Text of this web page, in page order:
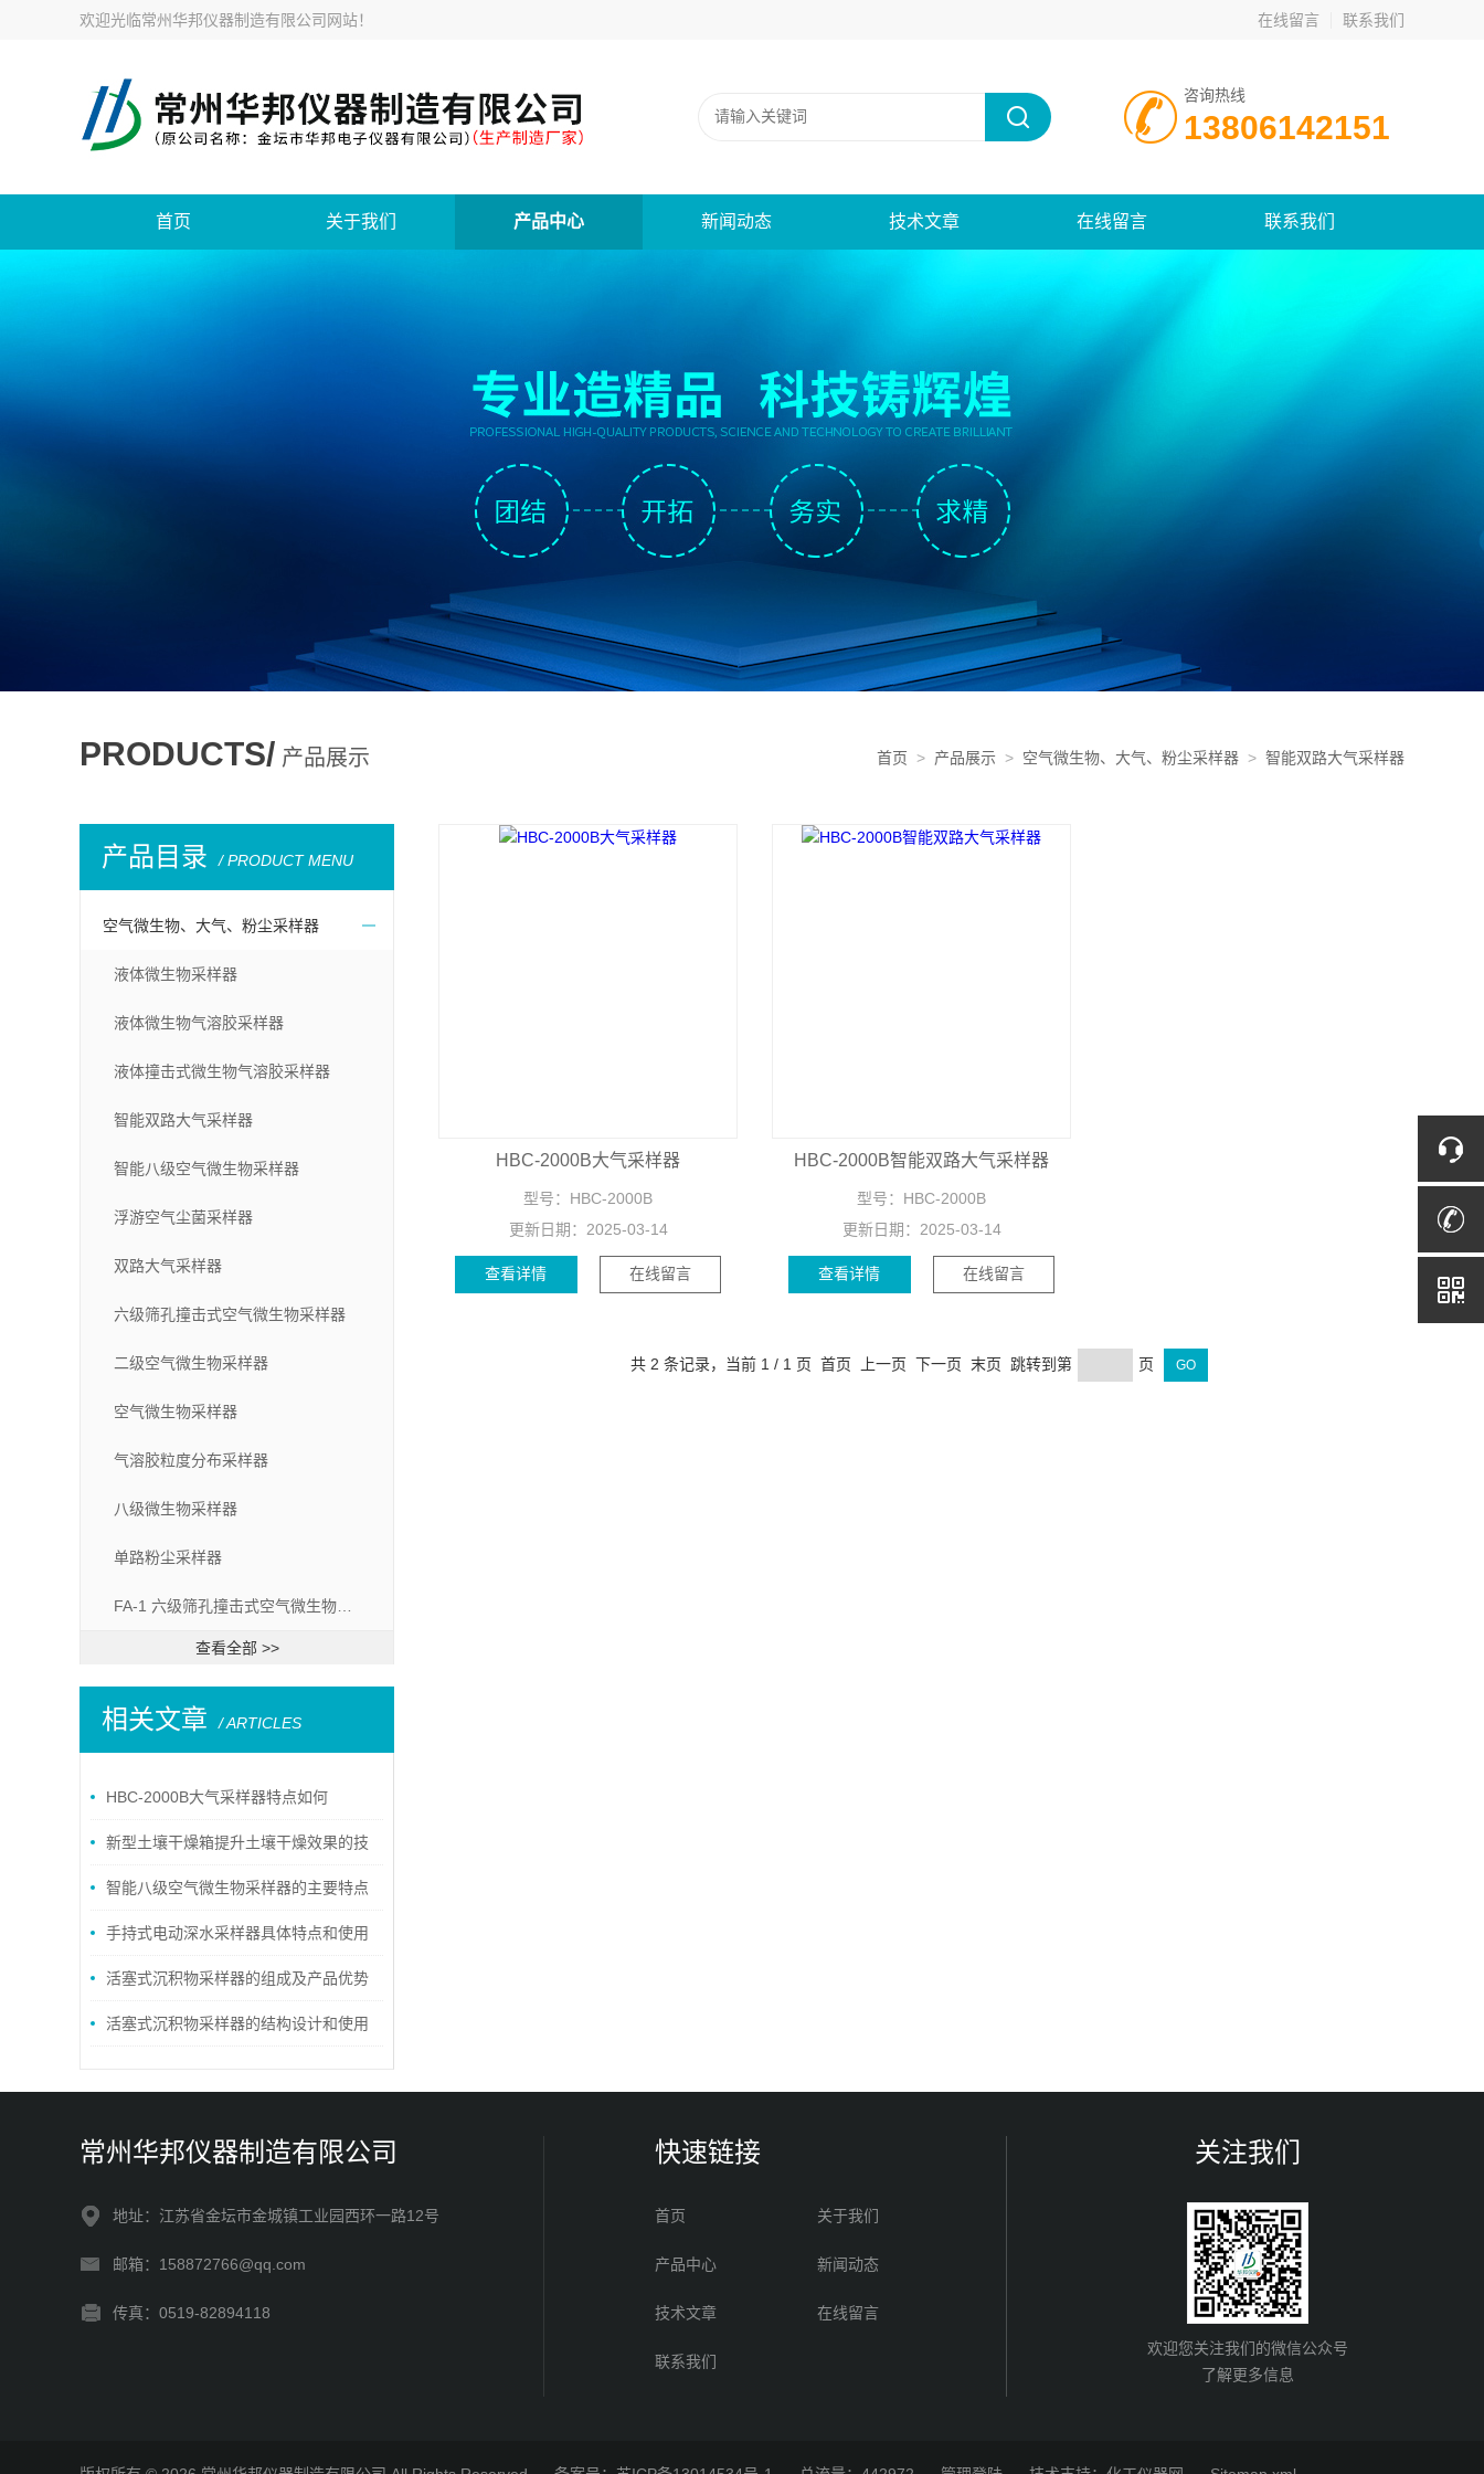
欢迎光临常州华邦仪器制造有限公司网站！ 在线留言 联系我们
咨询热线
13806142151
首页 关于我们 产品中心 新闻动态 技术文章 在线留言 联系我们
PRODUCTS/ 产品展示 首页 > 产品展示 > 空气微生物、大气、粉尘采样器 > 智能双路大气采样器
产品目录 / PRODUCT MENU
空气微生物、大气、粉尘采样器
液体微生物采样器
液体微生物气溶胶采样器
液体撞击式微生物气溶胶采样器
智能双路大气采样器
智能八级空气微生物采样器
浮游空气尘菌采样器
双路大气采样器
六级筛孔撞击式空气微生物采样器
二级空气微生物采样器
空气微生物采样器
气溶胶粒度分布采样器
八级微生物采样器
单路粉尘采样器
查看全部 >>
相关文章 / ARTICLES
HBC-2000B大气采样器特点如何
新型土壤干燥箱提升土壤干燥效果的技
巧与注意事项
智能八级空气微生物采样器的主要特点
介绍手持式电动深水采样器具体特点和使用
方法活塞式沉积物采样器的组成及产品优势
活塞式沉积物采样器的结构设计和使用
HBC-2000B大气采样器
型号： HBC-2000B
更新日期： 2025-03-14
查看详情 在线留言
HBC-2000B智能双路大气采样器
型号： HBC-2000B
更新日期： 2025-03-14
查看详情 在线留言
共 2 条记录，当前 1 / 1 页 首页 上一页 下一页 末页 跳转到第 页
常州华邦仪器制造有限公司
地址：江苏省金坛市金城镇工业园西环一路12号
邮箱：158872766@qq.com
传真：0519-82894118
快速链接
首页 关于我们
产品中心 新闻动态
技术文章 在线留言
联系我们
关注我们
欢迎您关注我们的微信公众号
了解更多信息